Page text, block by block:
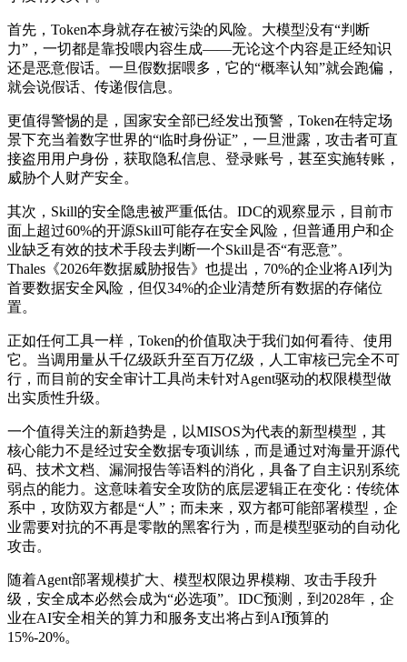
首先，Token本身就存在被污染的风险。大模型没有“判断
力”，一切都是靠投喂内容生成——无论这个内容是正经知识
还是恶意假话。一旦假数据喂多，它的“概率认知”就会跑偏，
就会说假话、传递假信息。
更值得警惕的是，国家安全部已经发出预警，Token在特定场
景下充当着数字世界的“临时身份证”，一旦泄露，攻击者可直
接盗用用户身份，获取隐私信息、登录账号，甚至实施转账，
威胁个人财产安全。
其次，Skill的安全隐患被严重低估。IDC的观察显示，目前市
面上超过60%的开源Skill可能存在安全风险，但普通用户和企
业缺乏有效的技术手段去判断一个Skill是否“有恶意”。
Thales《2026年数据威胁报告》也提出，70%的企业将AI列为
首要数据安全风险，但仅34%的企业清楚所有数据的存储位
置。
正如任何工具一样，Token的价值取决于我们如何看待、使用
它。当调用量从千亿级跃升至百万亿级，人工审核已完全不可
行，而目前的安全审计工具尚未针对Agent驱动的权限模型做
出实质性升级。
一个值得关注的新趋势是，以MISOS为代表的新型模型，其
核心能力不是经过安全数据专项训练，而是通过对海量开源代
码、技术文档、漏洞报告等语料的消化，具备了自主识别系统
弱点的能力。这意味着安全攻防的底层逻辑正在变化：传统体
系中，攻防双方都是“人”；而未来，双方都可能部署模型，企
业需要对抗的不再是零散的黑客行为，而是模型驱动的自动化
攻击。
随着Agent部署规模扩大、模型权限边界模糊、攻击手段升
级，安全成本必然会成为“必选项”。IDC预测，到2028年，企
业在AI安全相关的算力和服务支出将占到AI预算的
15%-20%。